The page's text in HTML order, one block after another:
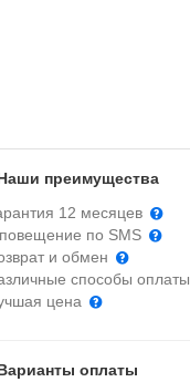
преимущества
12 месяцев
по SMS
и обмен
способы оплаты
цена
оплаты